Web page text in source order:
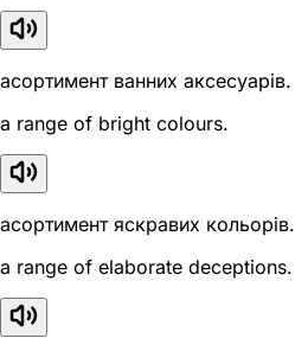
асортимент ванних аксесуарів.
a range of bright colours.
асортимент яскравих кольорів.
a range of elaborate deceptions.